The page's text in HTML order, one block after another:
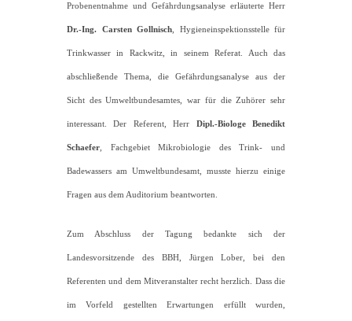
Probenentnahme und Gefährdungsanalyse erläuterte Herr
Dr.-Ing. Carsten Gollnisch , Hygieneinspektionsstelle für
Trinkwasser in Rackwitz, in seinem Referat. Auch das
abschließende Thema, die Gefährdungsanalyse aus der
Sicht des Umweltbundesamtes, war für die Zuhörer sehr
interessant. Der Referent, Herr Dipl.-Biologe Benedikt
Schaefer , Fachgebiet Mikrobiologie des Trink- und
Badewassers am Umweltbundesamt, musste hierzu einige
Fragen aus dem Auditorium beantworten.
Zum Abschluss der Tagung bedankte sich der
Landesvorsitzende des BBH, Jürgen Lober, bei den
Referenten und dem Mitveranstalter recht herzlich. Dass die
im Vorfeld gestellten Erwartungen erfüllt wurden,